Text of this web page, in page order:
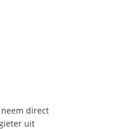
direct
uit